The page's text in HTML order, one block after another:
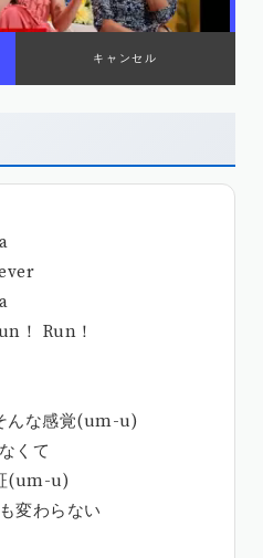
！ Run！
んな感覚(um-u)
くて
(um-u)
変わらない